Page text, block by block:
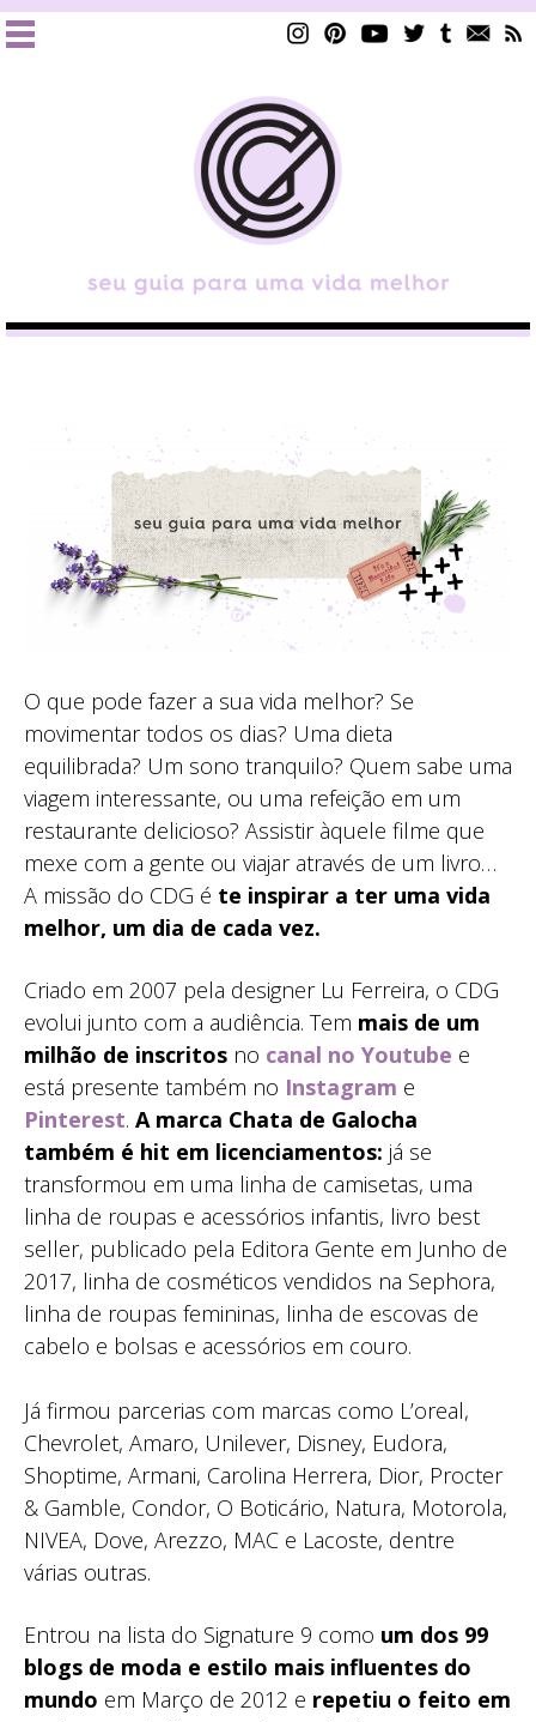
O que pode fazer a sua vida melhor? Se
movimentar todos os dias? Uma dieta
equilibrada? Um sono tranquilo? Quem sabe uma
viagem interessante, ou uma refeição em um
restaurante delicioso? Assistir àquele filme que
mexe com a gente ou viajar através de um livro…
A missão do CDG é te inspirar a ter uma vida
melhor, um dia de cada vez.
Criado em 2007 pela designer Lu Ferreira, o CDG
evolui junto com a audiência. Tem mais de um
milhão de inscritos no canal no Youtube e
está presente também no Instagram e
Pinterest. A marca Chata de Galocha
também é hit em licenciamentos: já se
transformou em uma linha de camisetas, uma
linha de roupas e acessórios infantis, livro best
seller, publicado pela Editora Gente em Junho de
2017, linha de cosméticos vendidos na Sephora,
linha de roupas femininas, linha de escovas de
cabelo e bolsas e acessórios em couro.
Já firmou parcerias com marcas como L’oreal,
Chevrolet, Amaro, Unilever, Disney, Eudora,
Shoptime, Armani, Carolina Herrera, Dior, Procter
& Gamble, Condor, O Boticário, Natura, Motorola,
NIVEA, Dove, Arezzo, MAC e Lacoste, dentre
várias outras.
Entrou na lista do Signature 9 como um dos 99
blogs de moda e estilo mais influentes do
mundo em Março de 2012 e repetiu o feito em